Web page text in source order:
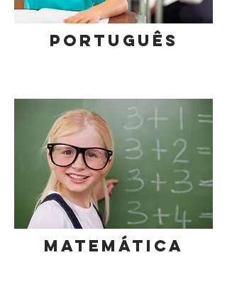
PORTUGUÊS
MATEMÁTICA